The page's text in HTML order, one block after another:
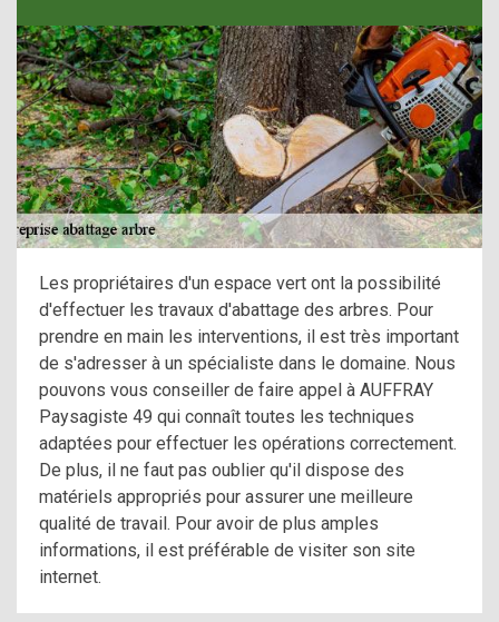
Les propriétaires d'un espace vert ont la possibilité
d'effectuer les travaux d'abattage des arbres. Pour
prendre en main les interventions, il est très important
de s'adresser à un spécialiste dans le domaine. Nous
pouvons vous conseiller de faire appel à AUFFRAY
Paysagiste 49 qui connaît toutes les techniques
adaptées pour effectuer les opérations correctement.
De plus, il ne faut pas oublier qu'il dispose des
matériels appropriés pour assurer une meilleure
qualité de travail. Pour avoir de plus amples
informations, il est préférable de visiter son site
internet.